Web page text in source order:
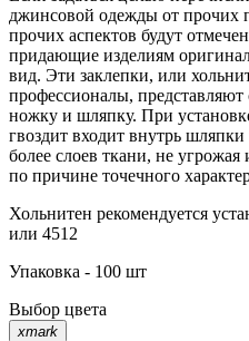
джинсовой одежды от прочих
прочих аспектов будут
придающие изделиям
вид. Эти заклепки, или
профессионалы,
ножку и шляпку. При
гвоздит входит внутрь
более слоев ткани, не
по причине точечного
Хольнитен рекомендуется
или 4512
Упаковка - 100 шт
Выбор цвета
xmark